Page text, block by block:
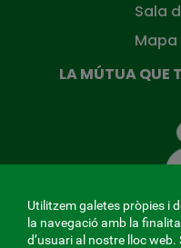
Sala
LA MÚTUA QUE
que
de
tu
Utilitzem galetes pròpies i
la navegació amb la
d’usuari al nostre lloc web.